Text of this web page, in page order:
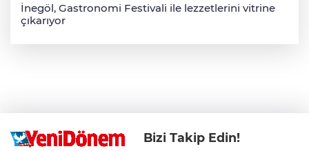
İnegöl, Gastronomi Festivali ile lezzetlerini vitrine
çıkarıyor
Bizi Takip Edin!